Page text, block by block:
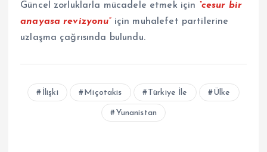
Güncel zorluklarla mücadele etmek için “cesur bir
anayasa revizyonu”için muhalefet partilerine
uzlaşma çağrısında bulundu.
İlişki Miçotakis Türkiye İle Ülke
Yunanistan